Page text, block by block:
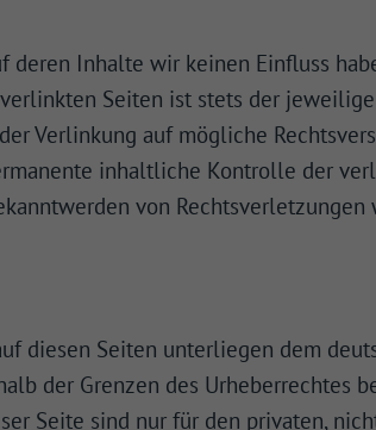
deren Inhalte wir keinen Einfluss
Seiten ist stets der
Verlinkung auf mögliche
inhaltliche Kontrolle der
von
diesen Seiten unterliegen dem
der Grenzen des Urheberrechtes
Seite sind nur für den privaten,
Ihre Erziehungsberechtigten um Erlaubnis bitten.
Technologien auf unserer Website. Einige
andere uns helfen, diese Website und Ihre
Daten können verarbeitet werden (z. B. IP-
Anzeigen und Inhalte oder Anzeigen- und
über die Verwendung Ihrer Daten finden
.